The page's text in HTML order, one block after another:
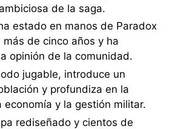
de la saga.
estado en manos de Paradox
de cinco años y ha
opinión de la comunidad.
jugable, introduce un
y profundiza en la
economía y la gestión militar.
rediseñado y cientos de